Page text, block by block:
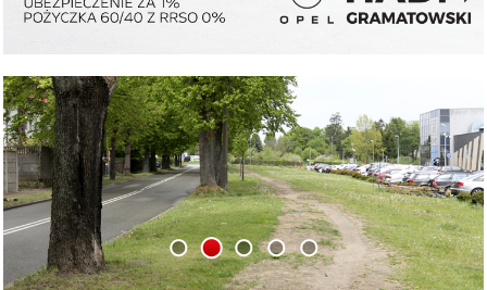
1 2 3 4 5